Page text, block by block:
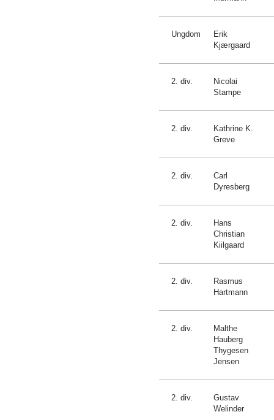
Ungdom
Erik
Kjærgaard
2. div.
Nicolai
Stampe
2. div.
Kathrine K.
Greve
2. div.
Carl
Dyresberg
2. div.
Hans
Christian
Kiilgaard
2. div.
Rasmus
Hartmann
2. div.
Malthe
Hauberg
Thygesen
Jensen
2. div.
Gustav
Welinder